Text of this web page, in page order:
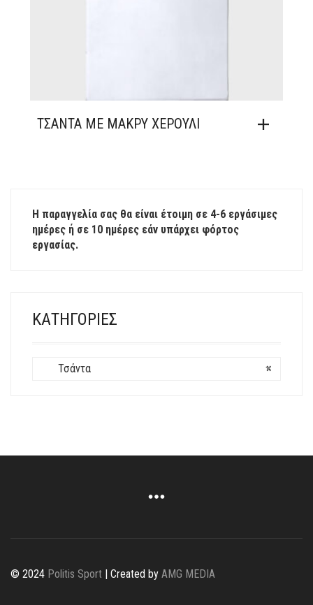
ΤΣΑΝΤΑ ΜΕ ΜΑΚΡΥ ΧΕΡΟΥΛΙ
Η παραγγελία σας θα είναι έτοιμη σε 4-6 εργάσιμες
ημέρες ή σε 10 ημέρες εάν υπάρχει φόρτος
εργασίας.
ΚΑΤΗΓΟΡΊΕΣ
×
Τσάντα
© 2024 Politis Sport | Created by AMG MEDIA